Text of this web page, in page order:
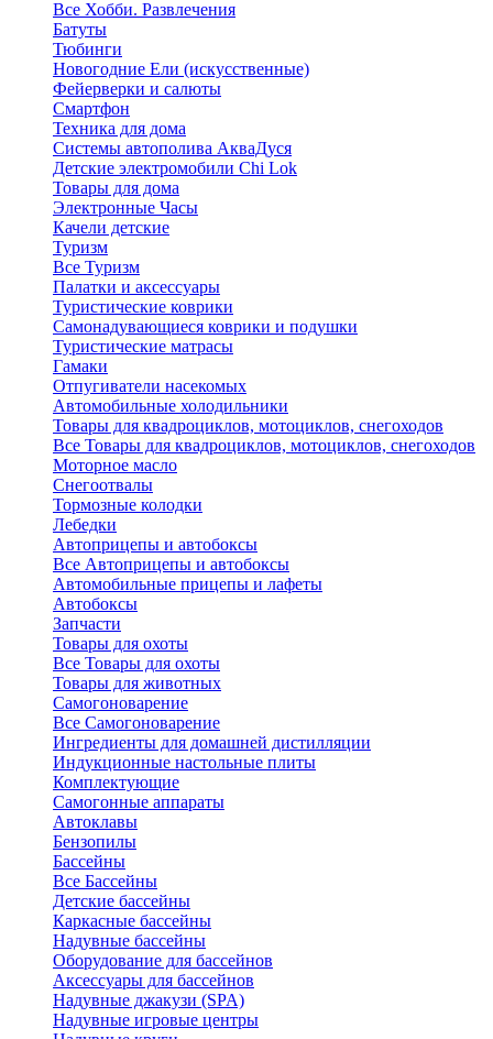
Все Хобби. Развлечения
Батуты
Тюбинги
Новогодние Ели (искусственные)
Фейерверки и салюты
Смартфон
Техника для дома
Системы автополива АкваДуся
Детские электромобили Chi Lok
Товары для дома
Электронные Часы
Качели детские
Туризм
Все Туризм
Палатки и аксессуары
Туристические коврики
Самонадувающиеся коврики и подушки
Туристические матрасы
Гамаки
Отпугиватели насекомых
Автомобильные холодильники
Товары для квадроциклов, мотоциклов, снегоходов
Все Товары для квадроциклов, мотоциклов, снегоходов
Моторное масло
Снегоотвалы
Тормозные колодки
Лебедки
Автоприцепы и автобоксы
Все Автоприцепы и автобоксы
Автомобильные прицепы и лафеты
Автобоксы
Запчасти
Товары для охоты
Все Товары для охоты
Товары для животных
Самогоноварение
Все Самогоноварение
Ингредиенты для домашней дистилляции
Индукционные настольные плиты
Комплектующие
Самогонные аппараты
Автоклавы
Бензопилы
Бассейны
Все Бассейны
Детские бассейны
Каркасные бассейны
Надувные бассейны
Оборудование для бассейнов
Аксессуары для бассейнов
Надувные джакузи (SPA)
Надувные игровые центры